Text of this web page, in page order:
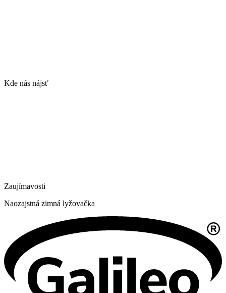
Kde nás nájsť
Zaujímavosti
Naozajstná zimná lyžovačka